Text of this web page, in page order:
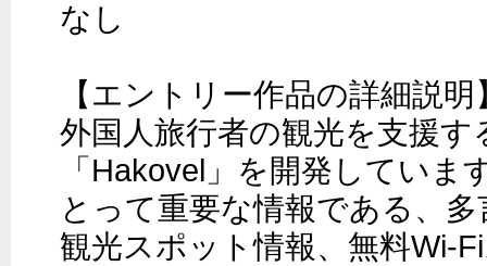
なし
【エントリー作品の詳細説明
外国人旅行者の観光を支援
「Hakovel」を開発していま
とって重要な情報である、
観光スポット情報、無料Wi-